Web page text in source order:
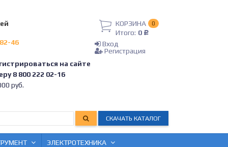
46
на сайте
8 800 222 02-16
руб.
КОРЗИНА 0
Итого: 0 Р
Вход
Регистрация
СКАЧАТЬ КАТАЛОГ
ЭЛЕКТРОТЕХНИКА